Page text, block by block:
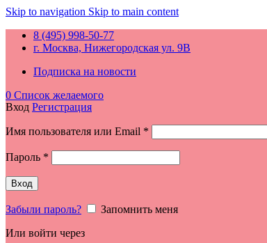
Skip to navigation Skip to main content
8 (495) 998-50-77
г. Москва, Нижегородская ул. 9В
Подписка на новости
0 Список желаемого
Вход Регистрация
Имя пользователя или Email *
Пароль *
Вход
Забыли пароль?
Запомнить меня
Или войти через